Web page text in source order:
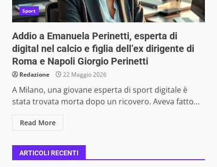
Sport
Addio a Emanuela Perinetti, esperta di
digital nel calcio e figlia dell’ex dirigente di
Roma e Napoli Giorgio Perinetti
Redazione 22 Maggio 2026
A Milano, una giovane esperta di sport digitale è
stata trovata morta dopo un ricovero. Aveva fatto...
Read More
ARTICOLI RECENTI